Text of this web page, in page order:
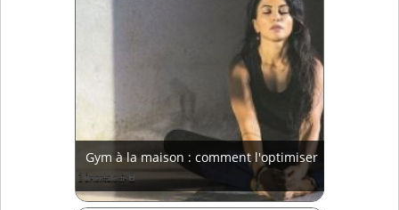
Gym à la maison : comment l'optimiser